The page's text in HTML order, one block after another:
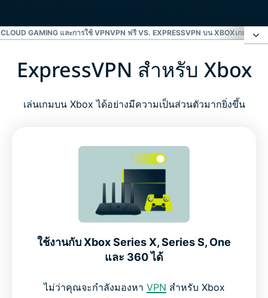
GAMING และการใช้ VPNVPN ฟรี VS. EXPRESSVPN บน XBOXเกมเมอร์
ExpressVPN สำหรับ Xbox
รับ VPN Xbox จาก ExpressVPN ใน 3 ขั้นตอนง่าย ๆ
VPN ฟรี vs. ExpressVPN บน Xbox
เกมเมอร์พูดถึง ExpressVPN บน Xbox อย่างไรบ้าง
คำถามที่พบบ่อยเกี่ยวกับการใช้ VPN บน Xbox
ExpressVPN สำหรับ Xbox
เล่นเกมบน Xbox ได้อย่างมีความเป็นส่วนตัวมากยิ่งขึ้น
ใช้งานกับ Xbox Series X, Series S, One
และ 360 ได้
ไม่ว่าคุณจะกำลังมองหา VPN สำหรับ Xbox